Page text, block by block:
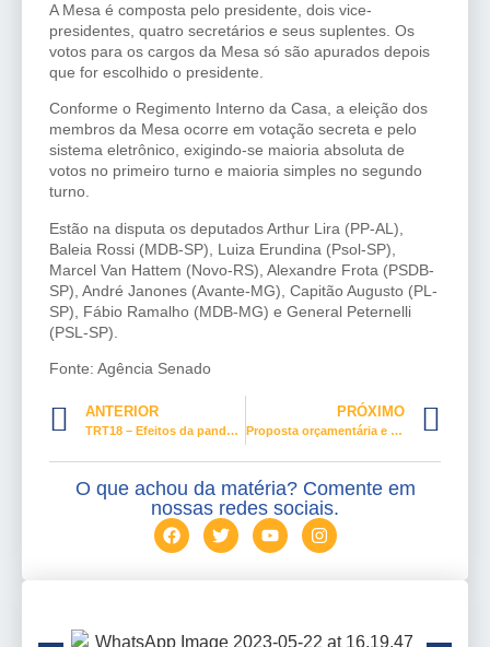
A Mesa é composta pelo presidente, dois vice-
presidentes, quatro secretários e seus suplentes. Os
votos para os cargos da Mesa só são apurados depois
que for escolhido o presidente.
Conforme o Regimento Interno da Casa, a eleição dos
membros da Mesa ocorre em votação secreta e pelo
sistema eletrônico, exigindo-se maioria absoluta de
votos no primeiro turno e maioria simples no segundo
turno.
Estão na disputa os deputados Arthur Lira (PP-AL),
Baleia Rossi (MDB-SP), Luiza Erundina (Psol-SP),
Marcel Van Hattem (Novo-RS), Alexandre Frota (PSDB-
SP), André Janones (Avante-MG), Capitão Augusto (PL-
SP), Fábio Ramalho (MDB-MG) e General Peternelli
(PSL-SP).
Fonte: Agência Senado
ANTERIOR
TRT18 – Efeitos da pandemia não configuram força maior para deixar de pagar parcelas rescisórias
PRÓXIMO
Proposta orçamentária e 24 vetos aguardam análise do Congresso após retorno aos trabalhos
O que achou da matéria? Comente em
nossas redes sociais.